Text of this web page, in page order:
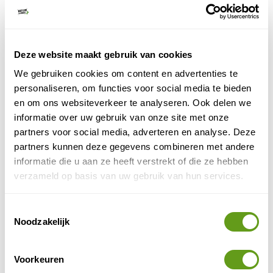
Deze website maakt gebruik van cookies
We gebruiken cookies om content en advertenties te
personaliseren, om functies voor social media te bieden
en om ons websiteverkeer te analyseren. Ook delen we
informatie over uw gebruik van onze site met onze
partners voor social media, adverteren en analyse. Deze
partners kunnen deze gegevens combineren met andere
informatie die u aan ze heeft verstrekt of die ze hebben
verzameld op basis van uw gebruik van hun services.
Noodzakelijk
Voorkeuren
© Naturescanner Twan
Daypack
zou passen, maar qua inhoud kan de tas meer dragen
dan op het eerste oog lijkt. Het was lekker zonnig,
een windvaste regenjas ingepakt. Deze paste er naast